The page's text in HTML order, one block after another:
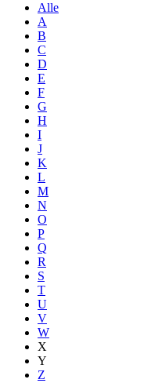
Alle
A
B
C
D
E
F
G
H
I
J
K
L
M
N
O
P
Q
R
S
T
U
V
W
X
Y
Z